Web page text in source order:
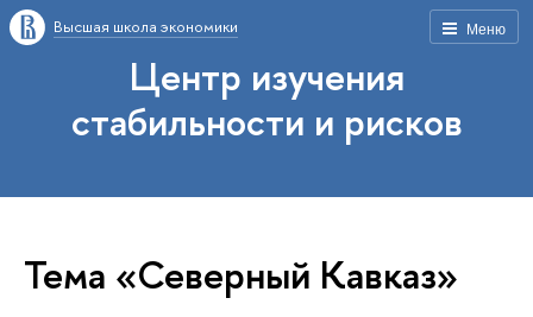
Меню
Высшая школа экономики
Центр изучения
стабильности и рисков
Тема «Северный Кавказ»